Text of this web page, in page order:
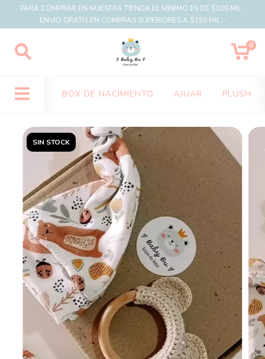
PARA COMPRAR EN NUESTRA TIENDA EL MINIMO ES DE $100 MIL .
ENVIO GRATIS EN COMPRAS SUPERIORES A $150 MIL .-
0
BOX DE NACIMIENTO AJUAR PLUSH
SIN STOCK